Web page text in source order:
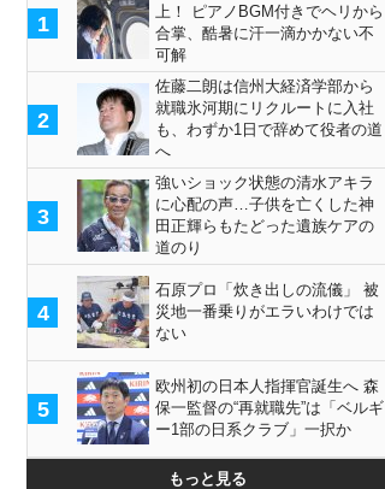
1
上！ ピアノBGM付きでヘリから
合掌、酷暑に汗一滴かかない不
可解
2
佐藤二朗は信州大経済学部から
就職氷河期にリクルートに入社
も、わずか1日で辞めて役者の道
へ
3
強いショック状態の清水アキラ
に心配の声…子供を亡くした神
田正輝らもたどった遺族ケアの
道のり
4
石原プロ「炊き出しの流儀」 被
災地一番乗りがエラいわけでは
ない
5
欧州初の日本人指揮官誕生へ 森
保一監督の“再就職先”は「ベルギ
ー1部の日系クラブ」一択か
もっと見る